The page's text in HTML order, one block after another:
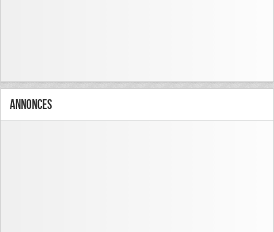
Annonces